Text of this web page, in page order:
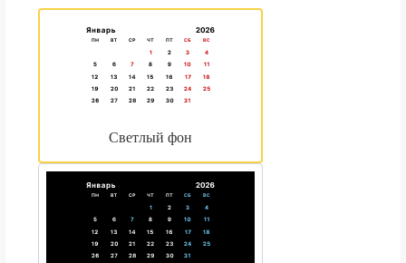
Светлый фон